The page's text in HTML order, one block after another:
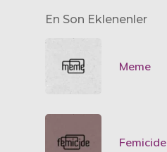
En Son Eklenenler
Meme
Femicide